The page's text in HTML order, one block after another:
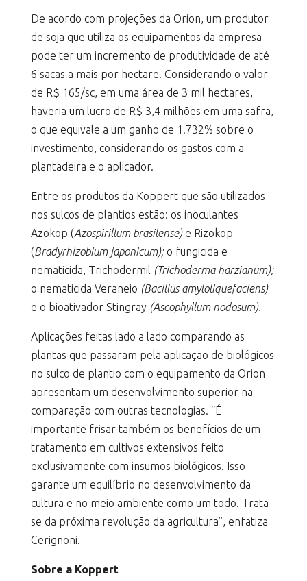
De acordo com projeções da Orion, um produtor
de soja que utiliza os equipamentos da empresa
pode ter um incremento de produtividade de até
6 sacas a mais por hectare. Considerando o valor
de R$ 165/sc, em uma área de 3 mil hectares,
haveria um lucro de R$ 3,4 milhões em uma safra,
o que equivale a um ganho de 1.732% sobre o
investimento, considerando os gastos com a
plantadeira e o aplicador.
Entre os produtos da Koppert que são utilizados
nos sulcos de plantios estão: os inoculantes
Azokop (Azospirillum brasilense)e Rizokop
(Bradyrhizobium japonicum);o fungicida e
nematicida, Trichodermil (Trichoderma harzianum);
o nematicida Veraneio (Bacillus amyloliquefaciens)
e o bioativador Stingray (Ascophyllum nodosum).
Aplicações feitas lado a lado comparando as
plantas que passaram pela aplicação de biológicos
no sulco de plantio com o equipamento da Orion
apresentam um desenvolvimento superior na
comparação com outras tecnologias. “É
importante frisar também os benefícios de um
tratamento em cultivos extensivos feito
exclusivamente com insumos biológicos. Isso
garante um equilíbrio no desenvolvimento da
cultura e no meio ambiente como um todo. Trata-
se da próxima revolução da agricultura”, enfatiza
Cerignoni.
Sobre a Koppert